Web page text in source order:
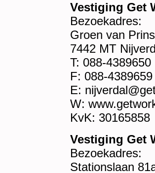
Vestiging Get
Bezoekadres:
Groen van
7442 MT
T: 088-4389650
F: 088-4389659
E:
W:
KvK: 30165858
Vestiging Get
Bezoekadres:
Stationslaan